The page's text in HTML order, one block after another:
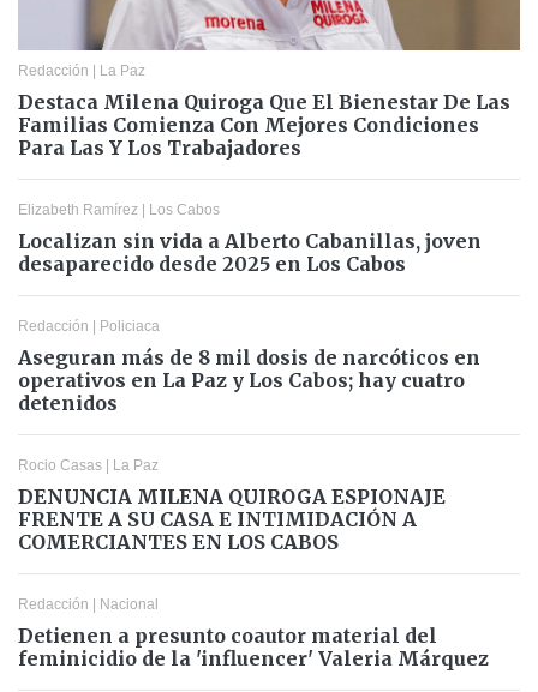
Redacción La Paz
Destaca Milena Quiroga Que El Bienestar De Las
Familias Comienza Con Mejores Condiciones
Para Las Y Los Trabajadores
Elizabeth Ramírez Los Cabos
Localizan sin vida a Alberto Cabanillas, joven
desaparecido desde 2025 en Los Cabos
Redacción Policiaca
Aseguran más de 8 mil dosis de narcóticos en
operativos en La Paz y Los Cabos; hay cuatro
detenidos
Rocio Casas La Paz
DENUNCIA MILENA QUIROGA ESPIONAJE
FRENTE A SU CASA E INTIMIDACIÓN A
COMERCIANTES EN LOS CABOS
Redacción Nacional
Detienen a presunto coautor material del
feminicidio de la 'influencer' Valeria Márquez